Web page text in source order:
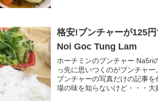
格安!ブンチャーが125
Noi Goc Tung Lam
ホーチミンのブンチャー Na5ri
っ先に思いつくのがブンチャ
ブンチャーの写真だけの記事
場の味を知らないけど・・・大